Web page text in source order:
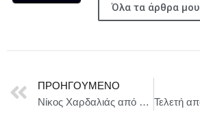
Όλα τα άρθρα μου
ΠΡΟΗΓΟΎΜΕΝΟ
Νίκος Χαρδαλιάς από Βρυξέλλες: «Διεκδικούμε αδιαπραγμάτευτα περισσότερους πόρους για τις Περιφέρειες και μεγαλύτερο ρόλο στη λήψη των κεντρικών αποφάσεων»